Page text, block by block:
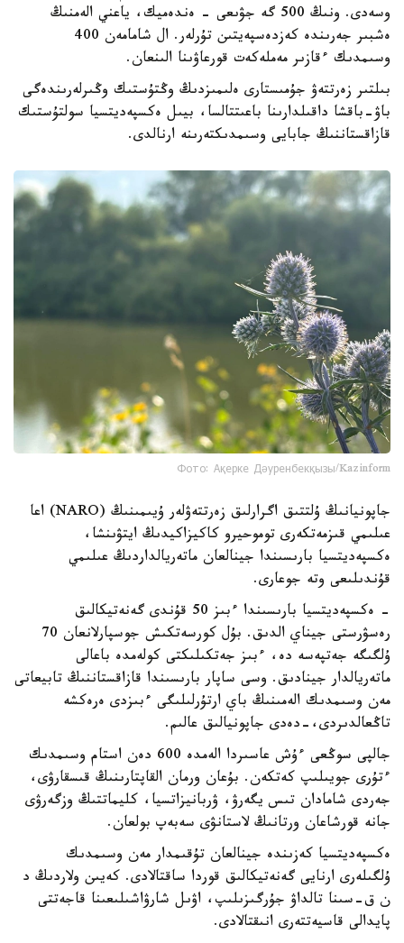
وسەدى. ونىڭ 500 گە جۋىعى - ەندەميك، ياعني الەمنىڭ
ەشبىر جەرىندە كەزدەسپەيتىن تۇرلەر. ال شامامەن 400
وسىمدىك ءقازىر مەملەكەت قورعاۋىنا الىنعان.
بىلتىر زەرتتەۋ جۇمىستارى ەلىمىزدىڭ وڭتۇستىك وڭىرلەرىندەگى
باۋ-باقشا داقىلدارىنا باعىتتالسا، بيىل ەكسپەديتسيا سولتۇستىك
قازاقستاننىڭ جابايى وسىمدىكتەرىنە ارنالدى.
Фото: Ақерке Дәуренбекқызы/Kazinform
جاپونيانىڭ ۇلتتىق اگرارلىق زەرتتەۋلەر ۇيىمىنىڭ (NARO) اعا
عىلىمي قىزمەتكەرى توموحيرو كاكيزاكيدىڭ ايتۋىنشا،
ەكسپەديتسيا بارىسىندا جينالعان ماتەريالداردىڭ عىلىمي
قۇندىلىعى وتە جوعارى.
- ەكسپەديتسيا بارىسىندا ءبىز 50 قۇندى گەنەتيكالىق
رەسۋرستى جيناي الدىق. بۇل كورسەتكىش جوسپارلانعان 70
ۇلگىگە جەتپەسە دە، ءبىز جەتكىلىكتى كولەمدە باعالى
ماتەريالدار جينادىق. وسى ساپار بارىسىندا قازاقستاننىڭ تابيعاتى
مەن وسىمدىك الەمىنىڭ باي ارتۇرلىلىگى ءبىزدى ەرەكشە
تاڭعالدىردى،-دەدى جاپونيالىق عالىم.
جالپى سوڭعى ءۇش عاسىردا الەمدە 600 دەن استام وسىمدىك
ءتۇرى جويىلىپ كەتكەن. بۇعان ورمان القاپتارىنىڭ قىسقارۋى،
جەردى شامادان تىس يگەرۋ، ۋربانيزاتسيا، كليماتتىڭ وزگەرۋى
جانە قورشاعان ورتانىڭ لاستانۋى سەبەپ بولعان.
ەكسپەديتسيا كەزىندە جينالعان تۇقىمدار مەن وسىمدىك
ۇلگىلەرى ارنايى گەنەتيكالىق قوردا ساقتالادى. كەيىن ولاردىڭ د
ن ق-سىنا تالداۋ جۇرگىزىلىپ، اۋىل شارۋاشىلىعىنا قاجەتتى
پايدالى قاسيەتتەرى انىقتالادى.